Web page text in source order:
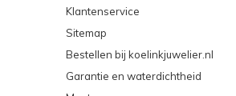
Klantenservice
Sitemap
Bestellen bij koelinkjuwelier.nl
Garantie en waterdichtheid